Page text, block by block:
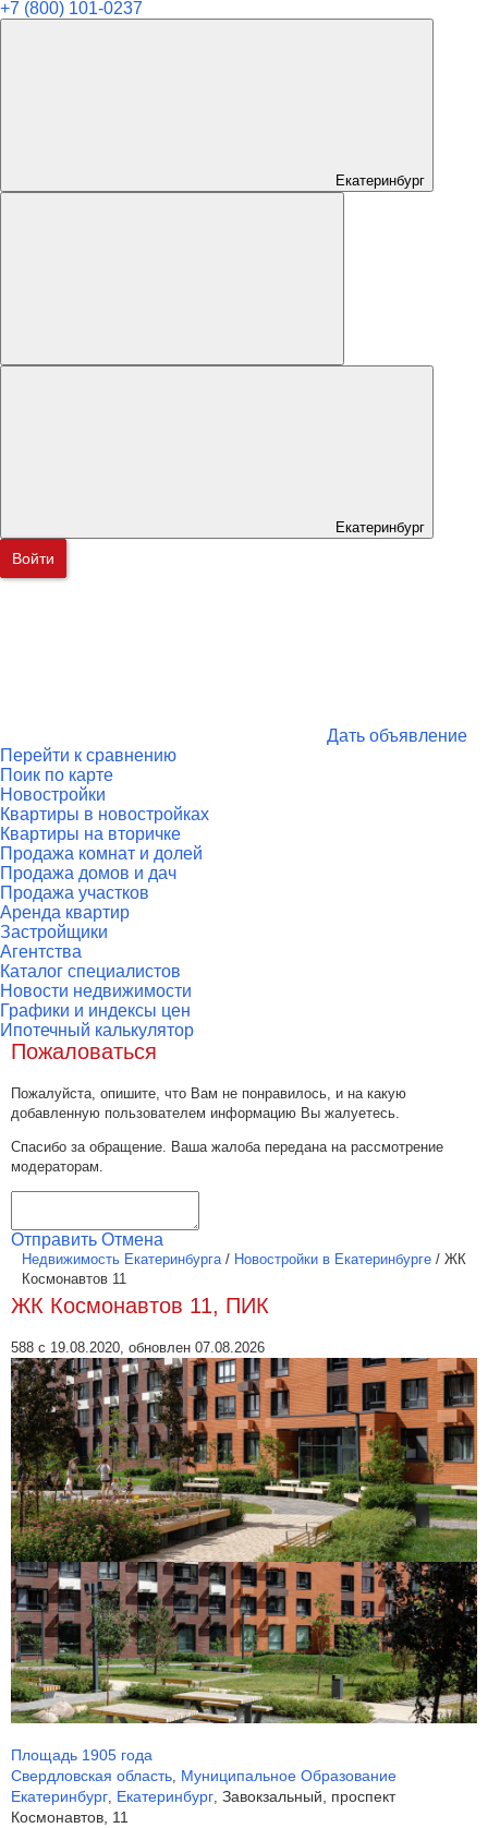
+7 (800) 101-0237
Екатеринбург
Екатеринбург
Войти
Дать объявление
Перейти к сравнению
Поик по карте
Новостройки
Квартиры в новостройках
Квартиры на вторичке
Продажа комнат и долей
Продажа домов и дач
Продажа участков
Аренда квартир
Застройщики
Агентства
Каталог специалистов
Новости недвижимости
Графики и индексы цен
Ипотечный калькулятор
Пожаловаться
Пожалуйста, опишите, что Вам не понравилось, и на какую
добавленную пользователем информацию Вы жалуетесь.
Спасибо за обращение. Ваша жалоба передана на рассмотрение
модераторам.
Отправить Отмена
Недвижимость Екатеринбурга/ Новостройки в Екатеринбурге / ЖК
Космонавтов 11
ЖК Космонавтов 11, ПИК
588 с 19.08.2020, обновлен 07.08.2026
Площадь 1905 года
Свердловская область, Муниципальное Образование
Екатеринбург, Екатеринбург, Завокзальный, проспект
Космонавтов, 11